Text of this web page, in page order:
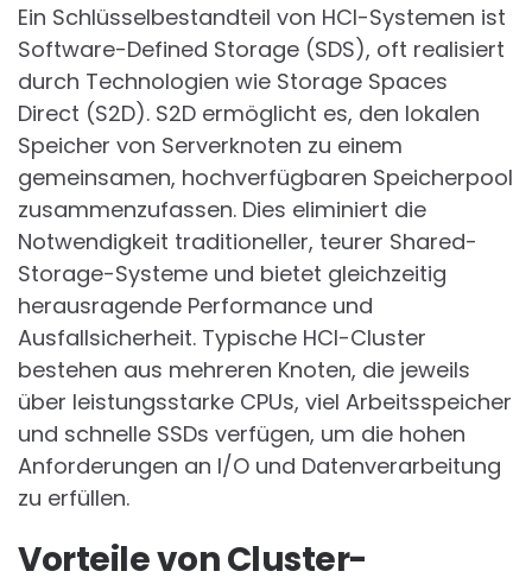
Ein Schlüsselbestandteil von HCI-Systemen ist
Software-Defined Storage (SDS), oft realisiert
durch Technologien wie Storage Spaces
Direct (S2D). S2D ermöglicht es, den lokalen
Speicher von Serverknoten zu einem
gemeinsamen, hochverfügbaren Speicherpool
zusammenzufassen. Dies eliminiert die
Notwendigkeit traditioneller, teurer Shared-
Storage-Systeme und bietet gleichzeitig
herausragende Performance und
Ausfallsicherheit. Typische HCI-Cluster
bestehen aus mehreren Knoten, die jeweils
über leistungsstarke CPUs, viel Arbeitsspeicher
und schnelle SSDs verfügen, um die hohen
Anforderungen an I/O und Datenverarbeitung
zu erfüllen.
Vorteile von Cluster-